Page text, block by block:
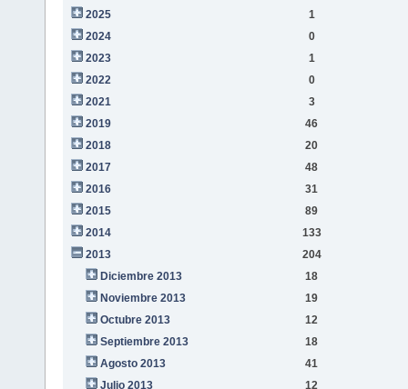
2025
1
2024
0
2023
1
2022
0
2021
3
2019
46
2018
20
2017
48
2016
31
2015
89
2014
133
2013
204
Diciembre 2013
18
Noviembre 2013
19
Octubre 2013
12
Septiembre 2013
18
Agosto 2013
41
Julio 2013
12